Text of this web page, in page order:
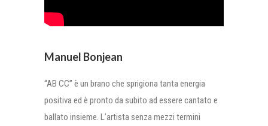
Manuel Bonjean
“AB CC” è un brano che sprigiona tanta energia
positiva ed è pronto da subito ad essere cantato e
ballato insieme. L’artista senza mezzi termini